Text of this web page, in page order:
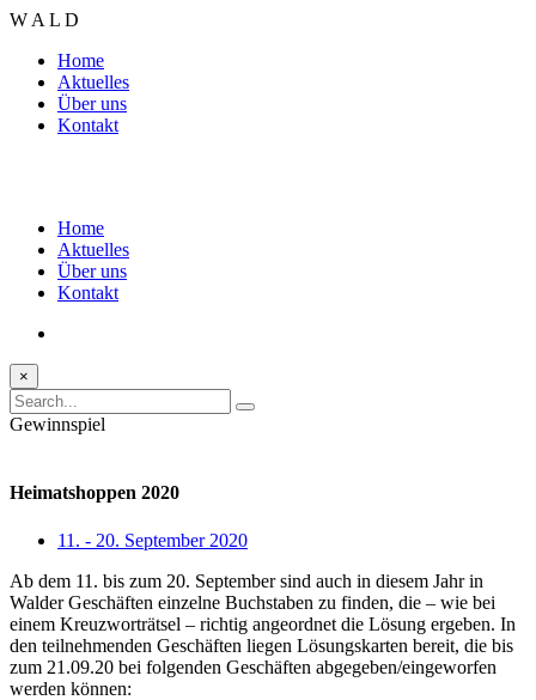
W A L D
Home
Aktuelles
Über uns
Kontakt
Home
Aktuelles
Über uns
Kontakt
×
Gewinnspiel
Heimatshoppen 2020
11. - 20. September 2020
Ab dem 11. bis zum 20. September sind auch in diesem Jahr in
Walder Geschäften einzelne Buchstaben zu finden, die – wie bei
einem Kreuzworträtsel – richtig angeordnet die Lösung ergeben. In
den teilnehmenden Geschäften liegen Lösungskarten bereit, die bis
zum 21.09.20 bei folgenden Geschäften abgegeben/eingeworfen
werden können: